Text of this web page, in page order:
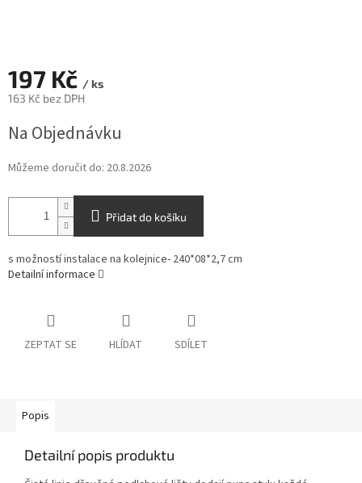
197 Kč / ks
163 Kč bez DPH
cena:
Na Objednávku
Můžeme doručit do: 20.8.2026
Přidat do košíku
s možností instalace na kolejnice- 240*08*2,7 cm
Detailní informace
ZEPTAT SE HLÍDAT SDÍLET
Popis
Detailní popis produktu